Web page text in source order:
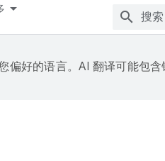
好的语言。AI 翻译可能包含